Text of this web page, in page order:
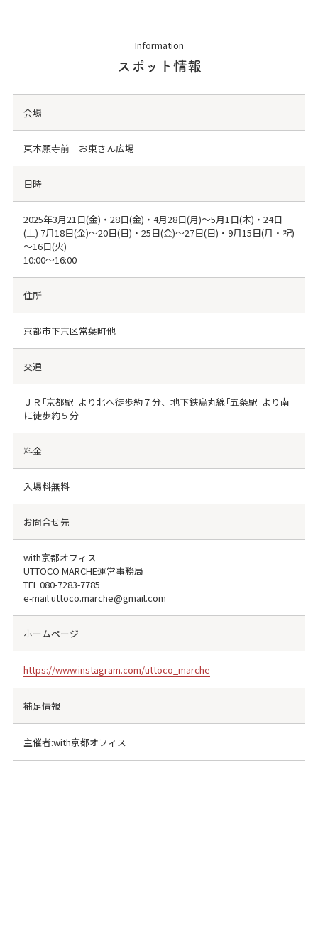
Information
スポット情報
会場
東本願寺前 お東さん広場
日時
2025年3月21日(金)・28日(金)・4月28日(月)～5月1日(木)・24日
(土) 7月18日(金)～20日(日)・25日(金)～27日(日)・9月15日(月・祝)
～16日(火)
10:00～16:00
住所
京都市下京区常葉町他
交通
ＪＲ｢京都駅｣より北へ徒歩約７分、地下鉄烏丸線｢五条駅｣より南
に徒歩約５分
料金
入場料無料
お問合せ先
with京都オフィス
UTTOCO MARCHE運営事務局
TEL080-7283-7785
e-mail uttoco.marche@gmail.com
ホームページ
https://www.instagram.com/uttoco_marche
補足情報
主催者:with京都オフィス